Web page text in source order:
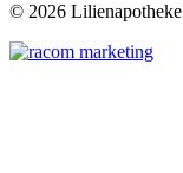
© 2026 Lilienapotheke